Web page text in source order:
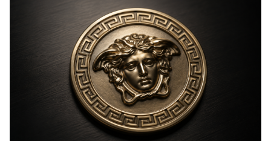
SlađanAi Asistent
Zdravo, tu sam da Vam pomognem da
poručite svoj omiljeni parfem danas ali i za
sva ostala pitanja?